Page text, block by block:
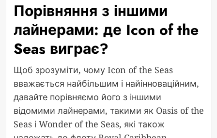
Порівняння з іншими
лайнерами: де Icon of the
Seas виграє?
Щоб зрозуміти, чому Icon of the Seas
вважається найбільшим і найінноваційним,
давайте порівняємо його з іншими
відомими лайнерами, такими як Oasis of the
Seas і Wonder of the Seas, які також